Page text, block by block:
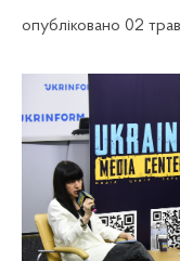
опубліковано 02